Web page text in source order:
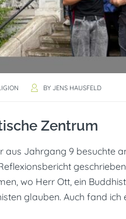
BY JENS HAUSFELD
Zentrum
aus Jahrgang 9 besuchte
wo Herr Ott, ein
glauben. Auch fand ich